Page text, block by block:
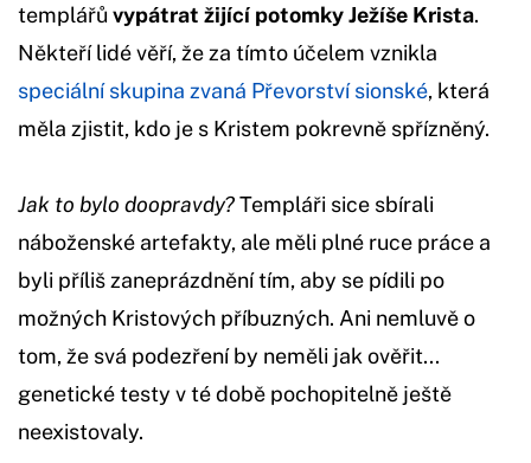
templářů vypátrat žijící potomky Ježíše Krista.
Někteří lidé věří, že za tímto účelem vznikla
speciální skupina zvaná Převorství sionské, která
měla zjistit, kdo je s Kristem pokrevně spřízněný.
Jak to bylo doopravdy?Templáři sice sbírali
náboženské artefakty, ale měli plné ruce práce a
byli příliš zaneprázdnění tím, aby se pídili po
možných Kristových příbuzných. Ani nemluvě o
tom, že svá podezření by neměli jak ověřit...
genetické testy v té době pochopitelně ještě
neexistovaly.